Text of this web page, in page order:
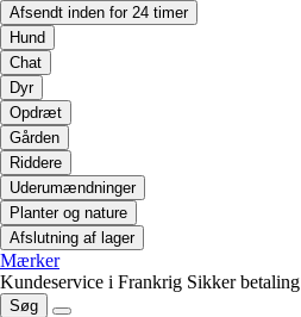
Afsendt inden for 24 timer
Hund
Chat
Dyr
Opdræt
Gården
Riddere
Uderumændninger
Planter og nature
Afslutning af lager
Mærker
Kundeservice i Frankrig Sikker betaling
Søg